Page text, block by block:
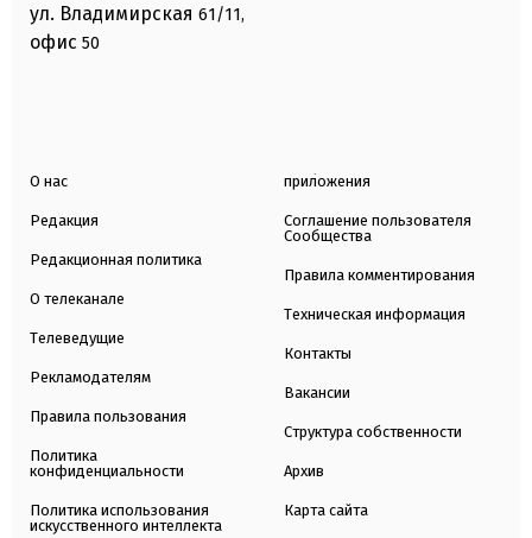
ул. Владимирская 61/11,
офис 50
О нас
Редакция
Редакционная политика
О телеканале
Телеведущие
Рекламодателям
Правила пользования
Политика
конфиденциальности
Политика использования
искусственного интеллекта
приложения
Соглашение пользователя
Сообщества
Правила комментирования
Техническая информация
Контакты
Вакансии
Структура собственности
Архив
Карта сайта